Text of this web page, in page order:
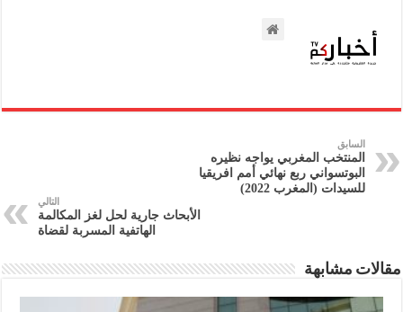
السابق
المنتخب المغربي يواجه نظيره
البوتسواني ربع نهائي أمم افريقيا
للسيدات (المغرب 2022)
التالي
الأبحاث جارية لحل لغز المكالمة
الهاتفية المسربة لقضاة
مقالات مشابهة